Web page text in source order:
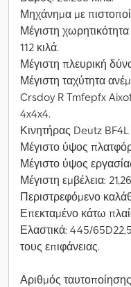
Μηχάνημα με
Μέγιστη
112 κιλά.
Μέγιστη πλευρική
Μέγιστη ταχύτητα
Crsdoy R Tmfepfx
4x4x4.
Κινητήρας Deutz BF4L
Μέγιστο ύψος
Μέγιστο ύψος
Μέγιστη εμβέλεια:
Περιστρεφόμενο
Επεκταμένο κάτω
Ελαστικά: 445/
τους επιφάνειας.
Αριθμός